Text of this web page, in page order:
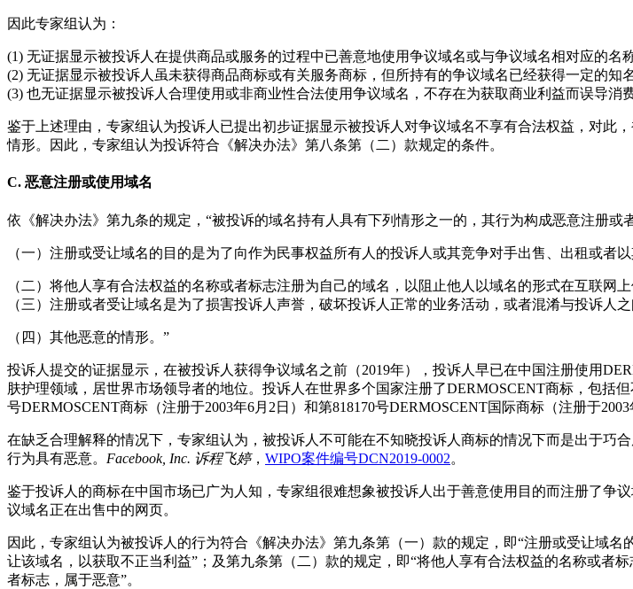
因此专家组认为：
(1) 无证据显示被投诉人在提供商品或服务的过程中已善意地使用争议域名或与争议域名相对应的名称
(2) 无证据显示被投诉人虽未获得商品商标或有关服务商标，但所持有的争议域名已经获得一定的知
(3) 也无证据显示被投诉人合理使用或非商业性合法使用争议域名，不存在为获取商业利益而误导消
鉴于上述理由，专家组认为投诉人已提出初步证据显示被投诉人对争议域名不享有合法权益，对此
情形。因此，专家组认为投诉符合《解决办法》第八条第（二）款规定的条件。
C. 恶意注册或使用域名
依《解决办法》第九条的规定，“被投诉的域名持有人具有下列情形之一的，其行为构成恶意注册或
（一）注册或受让域名的目的是为了向作为民事权益所有人的投诉人或其竞争对手出售、出租或者
（二）将他人享有合法权益的名称或者标志注册为自己的域名，以阻止他人以域名的形式在互联网
（三）注册或者受让域名是为了损害投诉人声誉，破坏投诉人正常的业务活动，或者混淆与投诉人
（四）其他恶意的情形。”
投诉人提交的证据显示，在被投诉人获得争议域名之前（2019年），投诉人早已在中国注册使用
肤护理领域，居世界市场领导者的地位。投诉人在世界多个国家注册了DERMOSCENT商标，包括
号DERMOSCENT商标（注册于2003年6月2日）和第818170号DERMOSCENT国际商标（注册于
在缺乏合理解释的情况下，专家组认为，被投诉人不可能在不知晓投诉人商标的情况下而是出于巧
行为具有恶意。 Facebook, Inc. 诉程飞婷， WIPO案件编号DCN2019-0002。
鉴于投诉人的商标在中国市场已广为人知，专家组很难想象被投诉人出于善意使用目的而注册了
议域名正在出售中的网页。
因此，专家组认为被投诉人的行为符合《解决办法》第九条第（一）款的规定，即“注册或受让域
让该域名，以获取不正当利益”；及第九条第（二）款的规定，即“将他人享有合法权益的名称或
者标志，属于恶意”。